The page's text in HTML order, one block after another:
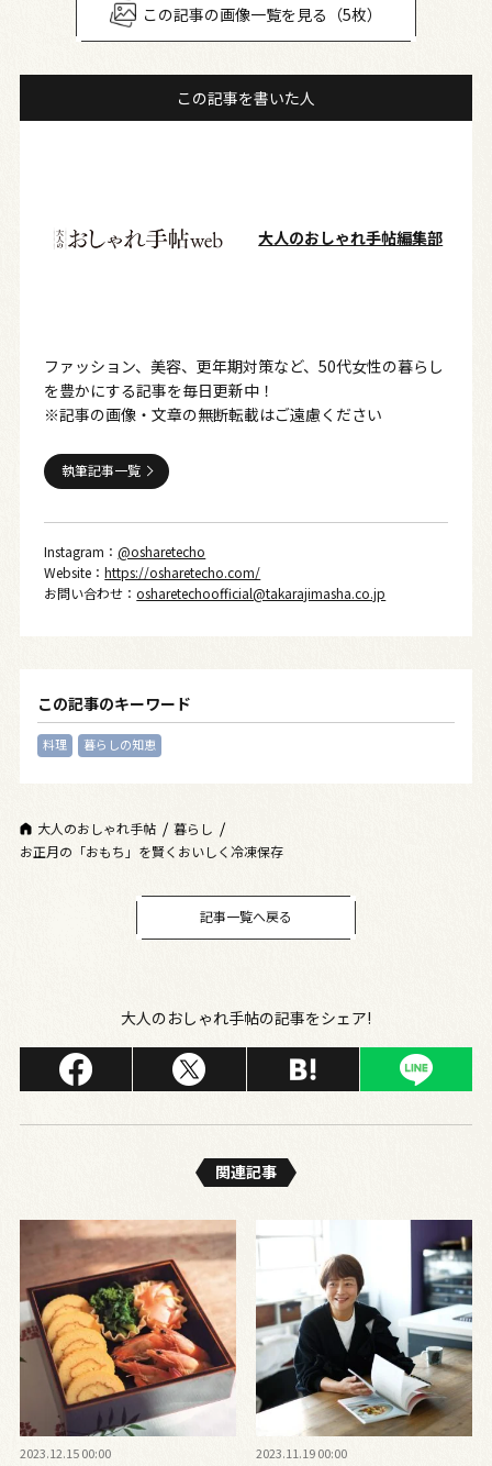
この記事の画像一覧を見る（5枚）
この記事を書いた人
大人のおしゃれ手帖編集部
ファッション、美容、更年期対策など、50代女性の暮らし
を豊かにする記事を毎日更新中！
※記事の画像・文章の無断転載はご遠慮ください
執筆記事一覧
Instagram：@osharetecho
Website：https://osharetecho.com/
お問い合わせ：osharetechoofficial@takarajimasha.co.jp
この記事のキーワード
料理 暮らしの知恵
大人のおしゃれ手帖
暮らし
お正月の「おもち」を賢くおいしく冷凍保存
記事一覧へ戻る
大人のおしゃれ手帖の記事をシェア!
関連記事
2023.12.15 00:00 2023.11.19 00:00